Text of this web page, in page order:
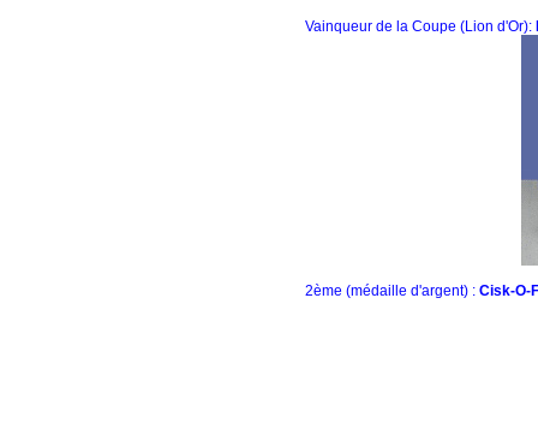
Vainqueur de la Coupe (Lion d'Or):
2ème (médaille d'argent) : Cisk-O-